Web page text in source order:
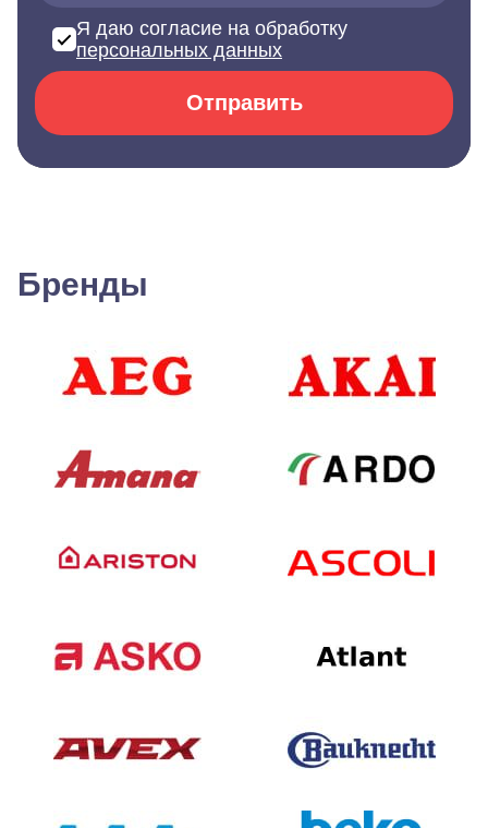
Я даю согласие на обработку
персональных данных
Отправить
Бренды